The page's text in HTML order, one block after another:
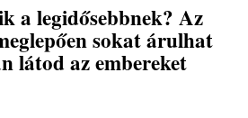
a legidősebbnek? Az
sokat árulhat
látod az embereket